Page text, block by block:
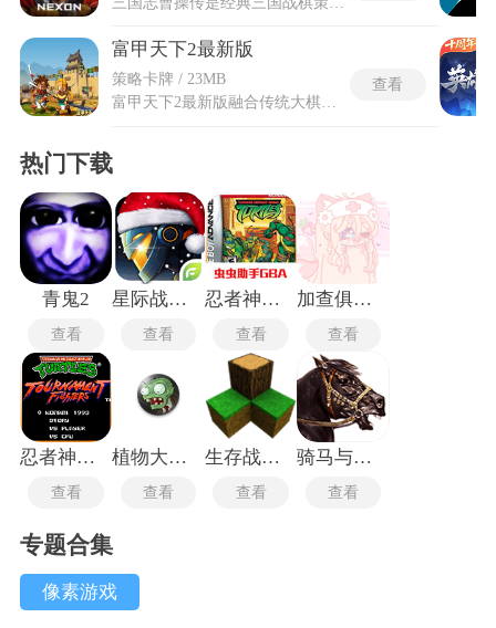
富甲天下2最新版
策略卡牌 / 23MB
查看
热门下载
青鬼2
查看
星际战争异形入侵最新版
查看
忍者神龟安卓版
查看
加查俱乐部可爱屋
查看
忍者神龟格斗中文版
查看
植物大战僵尸TV触控版
查看
生存战争2.3插件版
查看
骑马与砍杀2中文版
查看
专题合集
像素游戏